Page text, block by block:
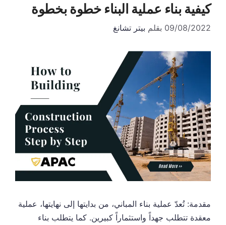
كيفية بناء عملية البناء خطوة بخطوة
09/08/2022 بقلم بيتر تشانغ
مقدمة: تُعدّ عملية بناء المباني، من بدايتها إلى نهايتها، عملية
معقدة تتطلب جهداً واستثماراً كبيرين. كما يتطلب بناء